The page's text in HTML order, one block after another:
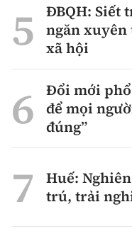
ĐBQH: Siết
ngăn xuyên
xã hội
Đổi mới
để mọi
đúng”
Huế:
trú, trải